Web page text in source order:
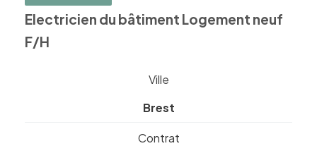
Electricien du bâtiment Logement neuf
F/H
Ville
Brest
Contrat